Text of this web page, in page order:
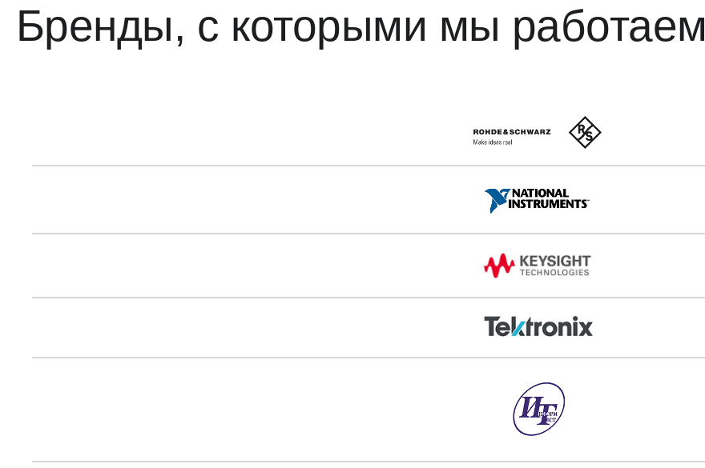
Бренды, с которыми мы работаем